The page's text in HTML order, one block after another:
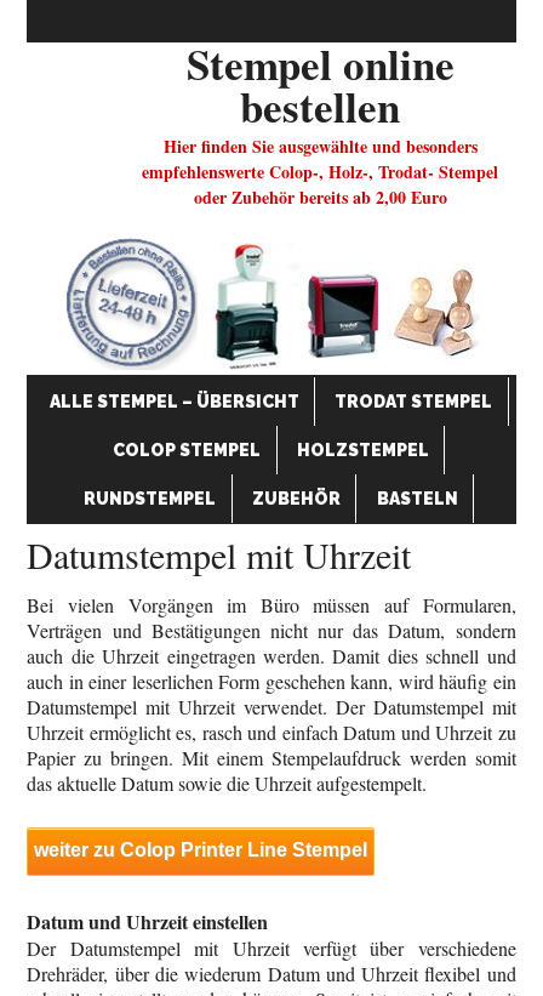
Stempel online
bestellen
Hier finden Sie ausgewählte und besonders
empfehlenswerte Colop-, Holz-, Trodat- Stempel
oder Zubehör bereits ab 2,00 Euro
ALLE STEMPEL – ÜBERSICHT TRODAT STEMPEL
COLOP STEMPEL HOLZSTEMPEL
RUNDSTEMPEL ZUBEHÖR BASTELN
Datumstempel mit Uhrzeit
Bei vielen Vorgängen im Büro müssen auf Formularen,
Verträgen und Bestätigungen nicht nur das Datum, sondern
auch die Uhrzeit eingetragen werden. Damit dies schnell und
auch in einer leserlichen Form geschehen kann, wird häufig ein
Datumstempel mit Uhrzeit verwendet. Der Datumstempel mit
Uhrzeit ermöglicht es, rasch und einfach Datum und Uhrzeit zu
Papier zu bringen. Mit einem Stempelaufdruck werden somit
das aktuelle Datum sowie die Uhrzeit aufgestempelt.
weiter zu Colop Printer Line Stempel
Datum und Uhrzeit einstellen
Der Datumstempel mit Uhrzeit verfügt über verschiedene
Drehräder, über die wiederum Datum und Uhrzeit flexibel und